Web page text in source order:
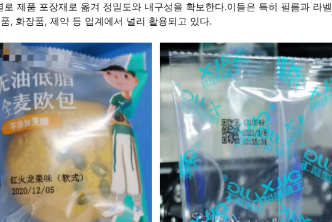
제품 포장재로 옮겨 정밀도와 내구성을 확보한다.이들은 특히 필름과 라
, 화장품, 제약 등 업계에서 널리 활용되고 있다.